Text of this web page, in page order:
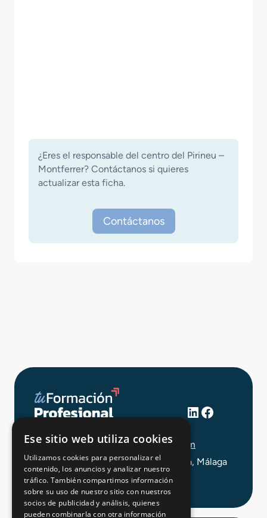
¿Eres el responsable del centro del Pirineu –
Montferrer? Contáctanos si quieres
actualizar esta ficha.
Contáctanos
LinkedIn
Facebook
info@tuformacionprofesional.com
C/ Alameda Principal 21, 2ª Planta, Málaga
Ese sitio web utiliza cookies
Utilizamos cookies para personalizar el
contenido, los anuncios y analizar nuestro
tráfico. También compartimos información
sobre su uso de nuestro sitio con nuestros
socios de publicidad y análisis, quienes
pueden combinarla con otra información